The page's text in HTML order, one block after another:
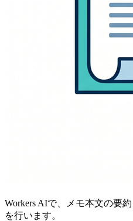
Workers AIで、メモ本文の要
を行います。